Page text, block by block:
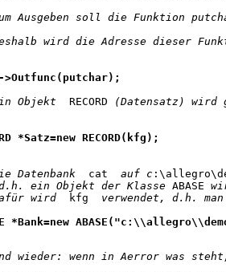
Ausgeben soll die Funktion
wird die Adresse dieser
>Outfunc(putchar);
Objekt RECORD (Datensatz)
*Satz=new RECORD(kfg);
Datenbank cat auf c
ein Objekt der Klasse ABASE
wird
  kfg
verwendet, d.h.
*Bank=new
wieder: wenn in Aerror was